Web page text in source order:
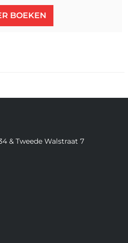
BOEKEN
& Tweede Walstraat 7